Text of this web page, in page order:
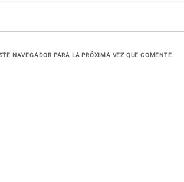
NAVEGADOR PARA LA PRÓXIMA VEZ QUE COMENTE.